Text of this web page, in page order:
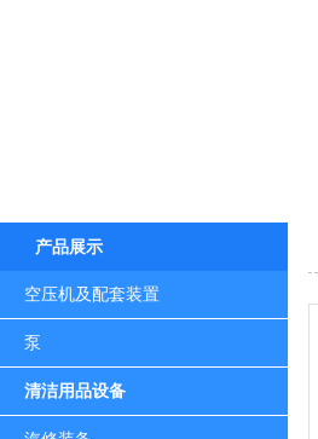
产品展示
空压机及配套装置
泵
清洁用品设备